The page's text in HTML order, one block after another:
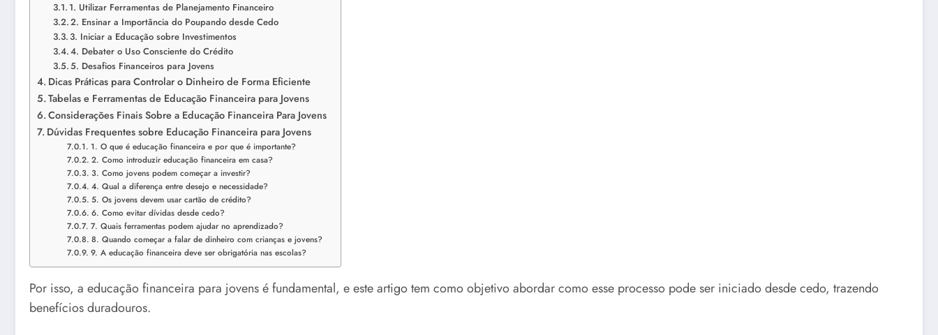
1. Utilizar Ferramentas de Planejamento Financeiro
2. Ensinar a Importância do Poupando desde Cedo
3. Iniciar a Educação sobre Investimentos
4. Debater o Uso Consciente do Crédito
5. Desafios Financeiros para Jovens
Dicas Práticas para Controlar o Dinheiro de Forma Eficiente
Tabelas e Ferramentas de Educação Financeira para Jovens
Considerações Finais Sobre a Educação Financeira Para Jovens
Dúvidas Frequentes sobre Educação Financeira para Jovens
1. O que é educação financeira e por que é importante?
2. Como introduzir educação financeira em casa?
3. Como jovens podem começar a investir?
4. Qual a diferença entre desejo e necessidade?
5. Os jovens devem usar cartão de crédito?
6. Como evitar dívidas desde cedo?
7. Quais ferramentas podem ajudar no aprendizado?
8. Quando começar a falar de dinheiro com crianças e jovens?
9. A educação financeira deve ser obrigatória nas escolas?
Por isso, a educação financeira para jovens é fundamental, e este artigo tem como objetivo abordar como esse processo pode ser iniciado desde cedo, trazendo
benefícios duradouros.